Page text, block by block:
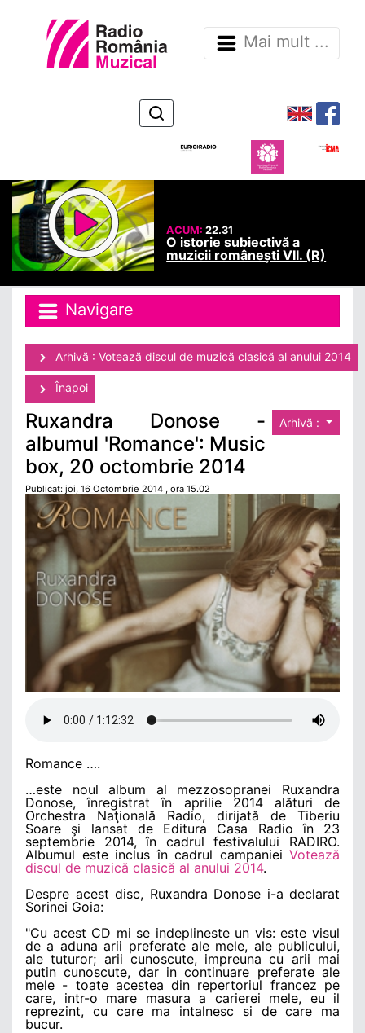
Mai mult ...
ACUM:22.31
O istorie subiectivă a
muzicii românești VII. (R)
Navigare
Arhivă : Votează discul de muzică clasică al anului 2014
Înapoi
Arhivă :
Ruxandra Donose -
albumul 'Romance': Music
box, 20 octombrie 2014
Publicat: joi, 16 Octombrie 2014 , ora 15.02
Romance ….
…este noul album al mezzosopranei Ruxandra
Donose, înregistrat în aprilie 2014 alături de
Orchestra Naţională Radio, dirijată de Tiberiu
Soare şi lansat de Editura Casa Radio în 23
septembrie 2014, în cadrul festivalului RADIRO.
Albumul este inclus în cadrul campaniei Votează
discul de muzică clasică al anului 2014.
Despre acest disc, Ruxandra Donose i-a declarat
Sorinei Goia:
"Cu acest CD mi se indeplineste un vis: este visul
de a aduna arii preferate ale mele, ale publicului,
ale tuturor; arii cunoscute, impreuna cu arii mai
putin cunoscute, dar in continuare preferate ale
mele - toate acestea din repertoriul francez pe
care, intr-o mare masura a carierei mele, eu il
reprezint, cu care ma intalnesc si de care ma
bucur.